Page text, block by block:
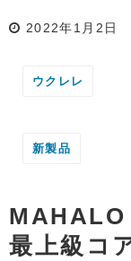
2022年1月2日
ウクレレ
新製品
MAHALO
最上級コ